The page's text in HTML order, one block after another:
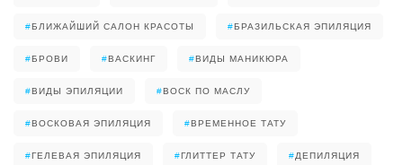
#БЛИЖАЙШИЙ САЛОН КРАСОТЫ #БРАЗИЛЬСКАЯ ЭПИЛЯЦИЯ
#БРОВИ #ВАСКИНГ #ВИДЫ МАНИКЮРА
#ВИДЫ ЭПИЛЯЦИИ #ВОСК ПО МАСЛУ
#ВОСКОВАЯ ЭПИЛЯЦИЯ #ВРЕМЕННОЕ ТАТУ
#ГЕЛЕВАЯ ЭПИЛЯЦИЯ #ГЛИТТЕР ТАТУ #ДЕПИЛЯЦИЯ